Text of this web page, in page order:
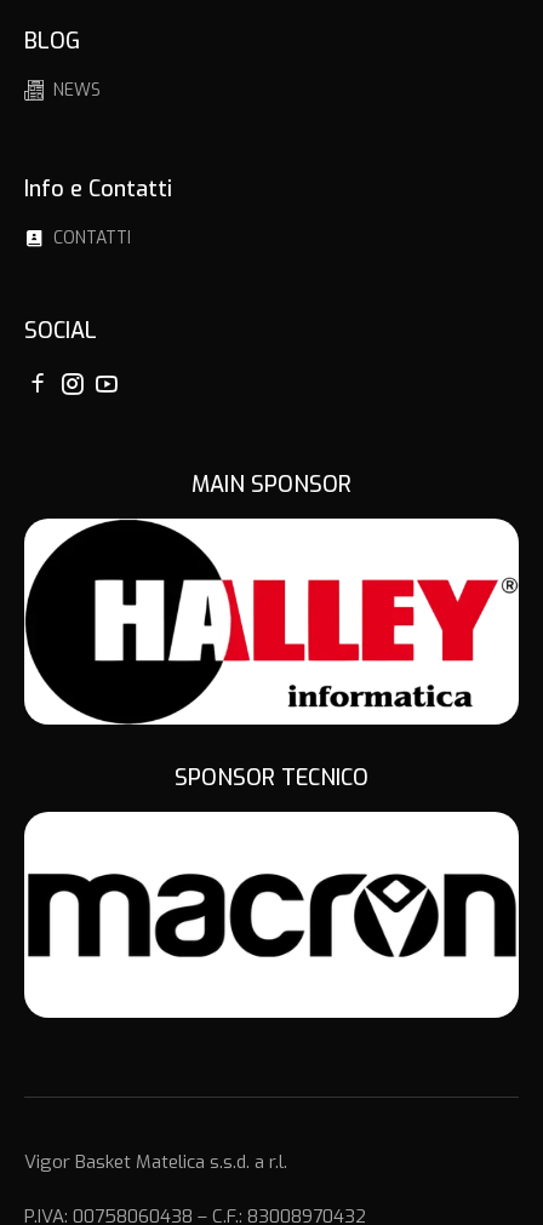
BLOG
NEWS
Info e Contatti
CONTATTI
SOCIAL
MAIN SPONSOR
SPONSOR TECNICO
Vigor Basket Matelica s.s.d. a r.l.
P.IVA: 00758060438 – C.F.: 83008970432